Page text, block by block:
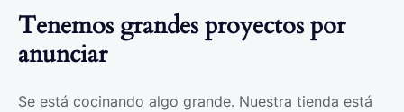
Tenemos grandes proyectos por
anunciar
Se está cocinando algo grande. Nuestra tienda está